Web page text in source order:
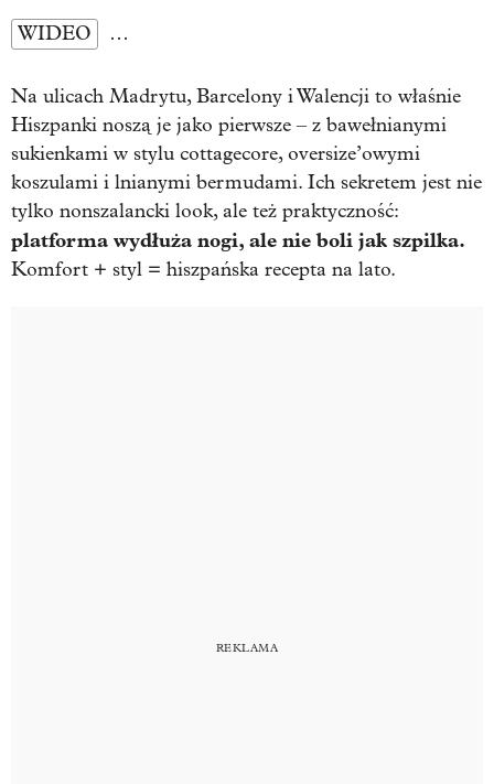
WIDEO …
Na ulicach Madrytu, Barcelony i Walencji to właśnie
Hiszpanki noszą je jako pierwsze – z bawełnianymi
sukienkami w stylu cottagecore, oversize’owymi
koszulami i lnianymi bermudami. Ich sekretem jest nie
tylko nonszalancki look, ale też praktyczność:
platforma wydłuża nogi, ale nie boli jak szpilka.
Komfort + styl = hiszpańska recepta na lato.